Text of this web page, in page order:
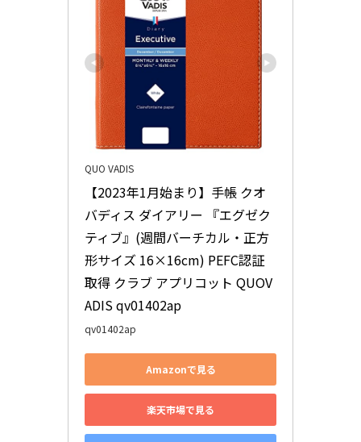
QUO VADIS
【2023年1月始まり】手帳 クオ
バディス ダイアリー 『エグゼク
ティブ』(週間バーチカル・正方
形サイズ 16×16cm) PEFC認証
取得 クラブ アプリコット QUOV
ADIS qv01402ap
qv01402ap
Amazonで見る
楽天市場で見る